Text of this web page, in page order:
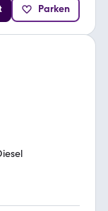
Parken